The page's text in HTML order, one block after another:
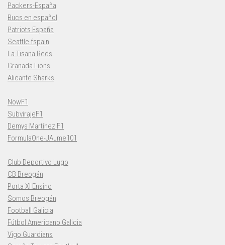
Packers-España
Bucs en español
Patriots España
Seattle fspain
La Tisana Reds
Granada Lions
Alicante Sharks
NowF1
SubvirajeF1
Demys Martínez F1
FormulaOne-JAume101
Club Deportivo Lugo
CB Breogán
Porta XI Ensino
Somos Breogán
Football Galicia
Fútbol Americano Galicia
Vigo Guardians